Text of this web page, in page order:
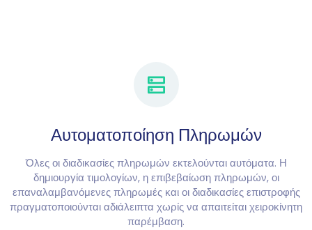
Αυτοματοποίηση Πληρωμών
Όλες οι διαδικασίες πληρωμών εκτελούνται αυτόματα. Η
δημιουργία τιμολογίων, η επιβεβαίωση πληρωμών, οι
επαναλαμβανόμενες πληρωμές και οι διαδικασίες επιστροφής
πραγματοποιούνται αδιάλειπτα χωρίς να απαιτείται χειροκίνητη
παρέμβαση.